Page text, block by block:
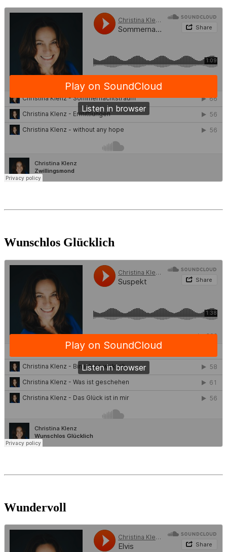
Wunschlos Glücklich
Wundervoll